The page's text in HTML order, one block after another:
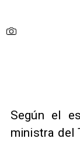
Según el
ministra del